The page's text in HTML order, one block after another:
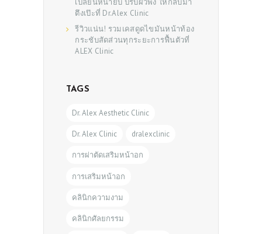
เปลี่ยนหน้ายับ ปรับผิวพัง ให้กลับมา
ตึงเป๊ะที่ Dr.Alex Clinic
รีวิวแน่น! รวมเคสดูดไขมันหน้าท้อง
กระชับสัดส่วนทุกระยะการฟื้นตัวที่
ALEX Clinic
TAGS
Dr. Alex Aesthetic Clinic
Dr. Alex Clinic dralexclinic
การผ่าตัดเสริมหน้าอก
การเสริมหน้าอก
คลินิกความงาม
คลินิกศัลยกรรม